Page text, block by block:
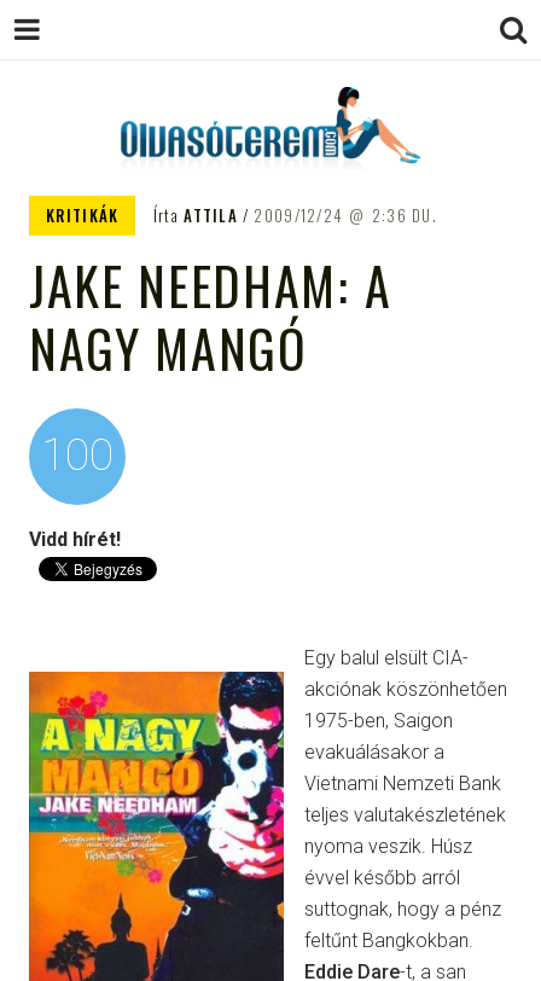
OLVASÓTEREM.COM – AZ
TÁMOGATÓJA
KRITIKÁK ÍrtaATTILA 2009/12/24 2:36 DU.
JAKE NEEDHAM: A
NAGY MANGÓ
100
Vidd hírét!
Egy balul elsült CIA-
akciónak köszönhetően
1975-ben, Saigon
evakuálásakor a
Vietnami Nemzeti Bank
teljes valutakészletének
nyoma veszik. Húsz
évvel később arról
suttognak, hogy a pénz
feltűnt Bangkokban.
Eddie Dare-t, a san